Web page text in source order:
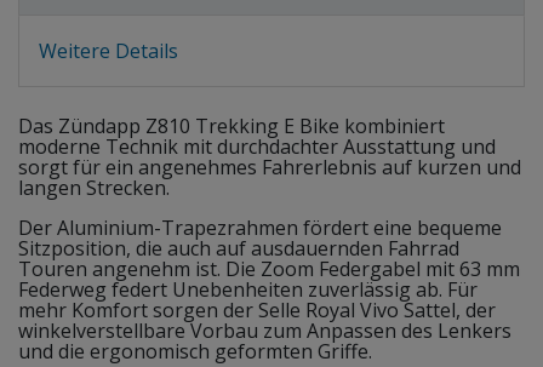
Weitere Details
Das Zündapp Z810 Trekking E Bike kombiniert
moderne Technik mit durchdachter Ausstattung und
sorgt für ein angenehmes Fahrerlebnis auf kurzen und
langen Strecken.
Der Aluminium-Trapezrahmen fördert eine bequeme
Sitzposition, die auch auf ausdauernden Fahrrad
Touren angenehm ist. Die Zoom Federgabel mit 63 mm
Federweg federt Unebenheiten zuverlässig ab. Für
mehr Komfort sorgen der Selle Royal Vivo Sattel, der
winkelverstellbare Vorbau zum Anpassen des Lenkers
und die ergonomisch geformten Griffe.